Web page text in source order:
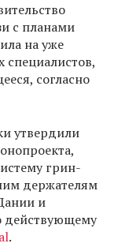
с планами
на уже
согласно
утвердили
грин-
держателям
и
действующему
.